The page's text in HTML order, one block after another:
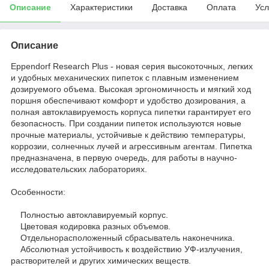
Описание Характеристики Доставка Оплата
Описание
Eppendorf Research Plus - новая серия высокоточных, легких
и удобных механических пипеток с плавным изменением
дозируемого объема. Высокая эргономичность и мягкий ход
поршня обеспечивают комфорт и удобство дозирования, а
полная автоклавируемость корпуса пипетки гарантирует его
безопасность. При создании пипеток используются новые
прочные материалы, устойчивые к действию температуры,
коррозии, солнечных лучей и агрессивным агентам. Пипетка
предназначена, в первую очередь, для работы в научно-
исследовательских лабораториях.
Особенности:
Полностью автоклавируемый корпус.
Цветовая кодировка разных объемов.
Отдельнорасположенный сбрасыватель наконечника.
Абсолютная устойчивость к воздействию УФ-излучения,
растворителей и других химических веществ.